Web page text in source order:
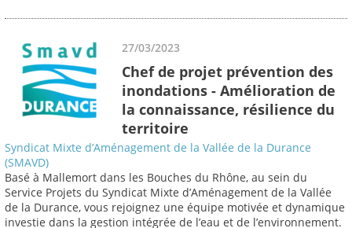
27/03/2023
Chef de projet prévention des
inondations - Amélioration de
la connaissance, résilience du
territoire
Syndicat Mixte d’Aménagement de la Vallée de la Durance
(SMAVD)
Basé à Mallemort dans les Bouches du Rhône, au sein du
Service Projets du Syndicat Mixte d’Aménagement de la Vallée
de la Durance, vous rejoignez une équipe motivée et dynamique
investie dans la gestion intégrée de l’eau et de l’environnement.